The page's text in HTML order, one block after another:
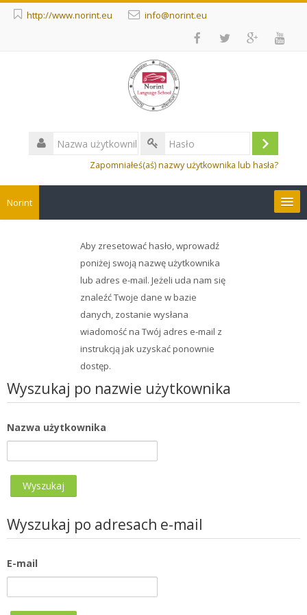
http://www.norint.eu info@norint.eu
Nazwa
użytkownika
Zaloguj
Zapomniałeś(aś) nazwy użytkownika lub hasła?
Norint
Przeszukaj
kursy
Aby zresetować hasło, wprowadź
poniżej swoją nazwę użytkownika
lub adres e-mail. Jeżeli uda nam się
znaleźć Twoje dane w bazie
danych, zostanie wysłana
wiadomość na Twój adres e-mail z
instrukcją jak uzyskać ponownie
dostęp.
Wyszukaj po nazwie użytkownika
Nazwa użytkownika
Wyszukaj po adresach e-mail
E-mail